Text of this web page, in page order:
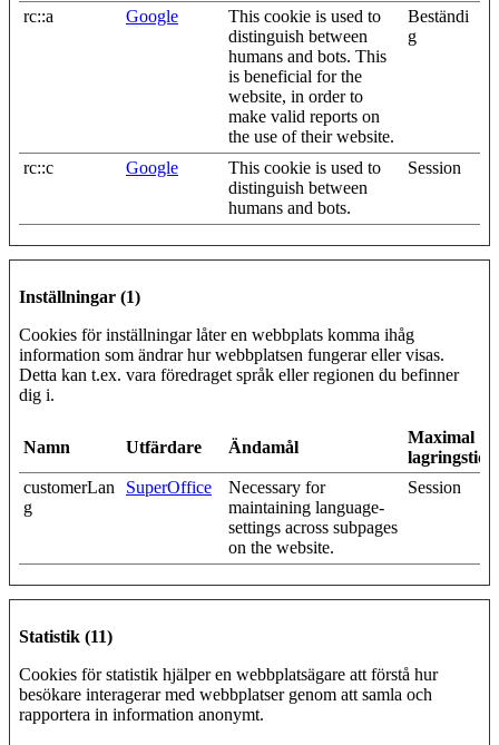
rc::a Google
This cookie is used to
distinguish between
humans and bots. This
is beneficial for the
website, in order to
make valid reports on
the use of their website.
Beständi
g
rc::c Google
This cookie is used to
distinguish between
humans and bots.
Session
Inställningar (1)
Cookies för inställningar låter en webbplats komma ihåg
information som ändrar hur webbplatsen fungerar eller visas.
Detta kan t.ex. vara föredraget språk eller regionen du befinner
dig i.
Namn Utfärdare Ändamål
Maximal
lagringstid
customerLan
g
SuperOffice
Necessary for
maintaining language-
settings across subpages
on the website.
Session
Statistik (11)
Cookies för statistik hjälper en webbplatsägare att förstå hur
besökare interagerar med webbplatser genom att samla och
rapportera in information anonymt.